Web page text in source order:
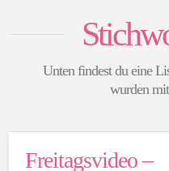
Unten findest du eine
wurden mit
Freitagsvideo –